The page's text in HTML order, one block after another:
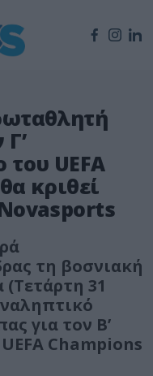
UEFA
κριθεί
τη βοσνιακή
31
για τον Β’
Champions